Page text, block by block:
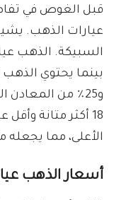
قبل الغوص في
عيارات الذهب.
و25٪ من
18 أكثر متانة
الأعلى، مما يجعله
أسعار الذهب عيار 18 في مصر